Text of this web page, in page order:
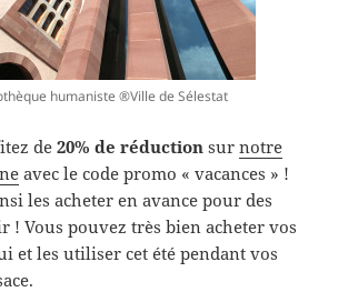
humaniste ®Ville de Sélestat
de20% de réduction surnotre
avec le code promo « vacances » !
les acheter en avance pour des
! Vous pouvez très bien acheter vos
et les utiliser cet été pendant vos